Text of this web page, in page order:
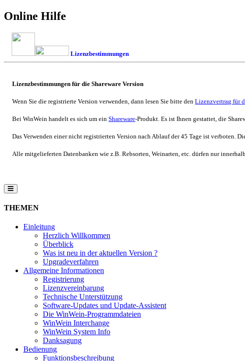
Online Hilfe
Lizenzbestimmungen
Lizenzbestimmungen für die Shareware Version
Wenn Sie die registrierte Version verwenden, dann lesen Sie bitte denLizenzvertrag für
BeiWinWein handelt es sich um einShareware-Produkt. Es ist Ihnen gestattet, die
Das Verwenden einer nicht registrierten Version nach Ablauf der 45 Tage ist verboten.
Alle mitgelieferten Datenbanken wie z.B. Rebsorten, Weinarten, etc. dürfen nur
THEMEN
Einleitung
Herzlich Willkommen
Überblick
Was ist neu in der aktuellen Version ?
Upgradeverfahren
Allgemeine Informationen
Registrierung
Lizenzvereinbarung
Technische Unterstützung
Software-Updates und Update-Assistent
Die WinWein-Programmdateien
WinWein Interchange
WinWein System Info
Danksagung
Bedienung
Funktionsbeschreibung